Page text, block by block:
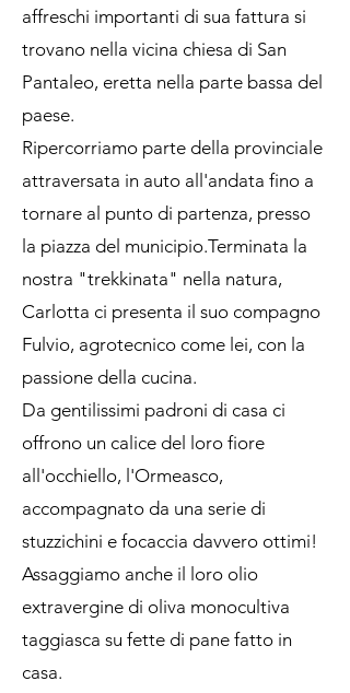
affreschi importanti di sua fattura si
trovano nella vicina chiesa di San
Pantaleo, eretta nella parte bassa del
paese.
Ripercorriamo parte della provinciale
attraversata in auto all'andata fino a
tornare al punto di partenza, presso
la piazza del municipio.Terminata la
nostra "trekkinata" nella natura,
Carlotta ci presenta il suo compagno
Fulvio, agrotecnico come lei, con la
passione della cucina.
Da gentilissimi padroni di casa ci
offrono un calice del loro fiore
all'occhiello, l'Ormeasco,
accompagnato da una serie di
stuzzichini e focaccia davvero ottimi!
Assaggiamo anche il loro olio
extravergine di oliva monocultiva
taggiasca su fette di pane fatto in
casa.